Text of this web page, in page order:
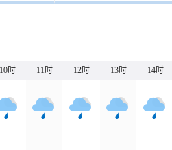
10时 11时 12时 13时 14时